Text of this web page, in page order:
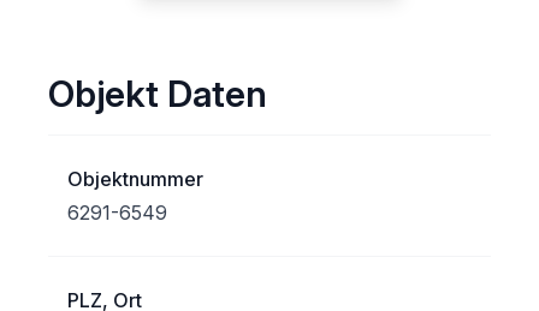
Objekt Daten
Objektnummer
6291-6549
PLZ, Ort